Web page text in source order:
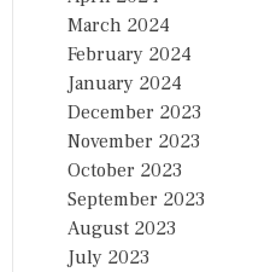
March 2024
February 2024
January 2024
December 2023
November 2023
October 2023
September 2023
August 2023
July 2023